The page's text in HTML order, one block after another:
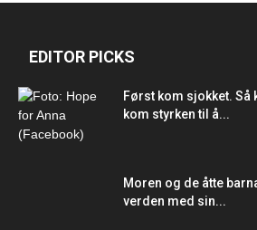
EDITOR PICKS
Først kom sjokket. Så
kom styrken til å...
Moren og de åtte
verden med sin...